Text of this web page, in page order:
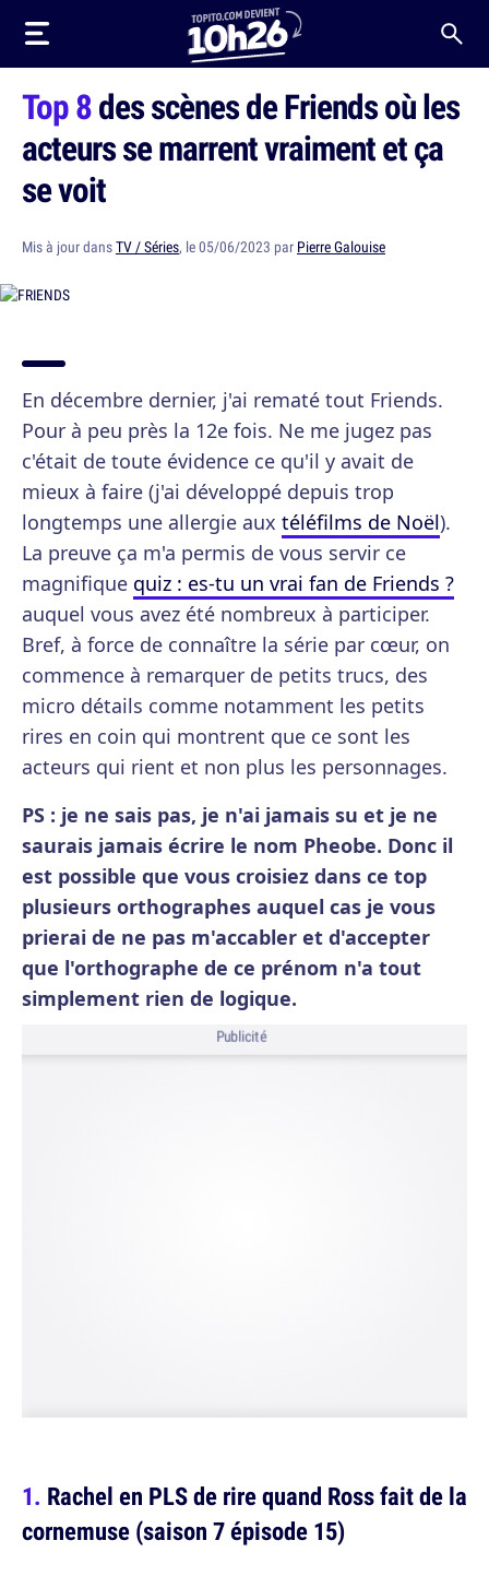
Top 8des scènes de Friends où les
acteurs se marrent vraiment et ça
se voit
Mis à jour dansTV / Séries, le 05/06/2023 par Pierre Galouise
En décembre dernier, j'ai rematé tout Friends.
Pour à peu près la 12e fois. Ne me jugez pas
c'était de toute évidence ce qu'il y avait de
mieux à faire (j'ai développé depuis trop
longtemps une allergie aux téléfilms de Noël).
La preuve ça m'a permis de vous servir ce
magnifique quiz : es-tu un vrai fan de Friends ?
auquel vous avez été nombreux à participer.
Bref, à force de connaître la série par cœur, on
commence à remarquer de petits trucs, des
micro détails comme notamment les petits
rires en coin qui montrent que ce sont les
acteurs qui rient et non plus les personnages.
PS : je ne sais pas, je n'ai jamais su et je ne
saurais jamais écrire le nom Pheobe. Donc il
est possible que vous croisiez dans ce top
plusieurs orthographes auquel cas je vous
prierai de ne pas m'accabler et d'accepter
que l'orthographe de ce prénom n'a tout
simplement rien de logique.
Publicité
Rachel en PLS de rire quand Ross fait de la
cornemuse (saison 7 épisode 15)